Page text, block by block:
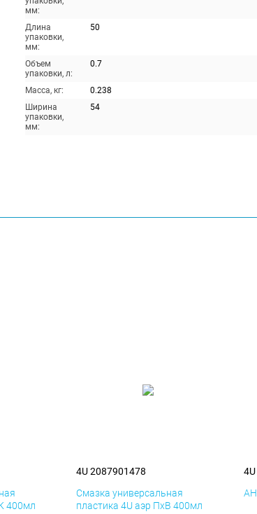
мм:
Длина
упаковки,
мм:
50
Объем
упаковки, л:
0.7
Масса, кг:
0.238
Ширина
упаковки,
мм:
54
400мл
4U 2087901478
Смазка универсальная
пластика 4U аэр ПхВ 400мл